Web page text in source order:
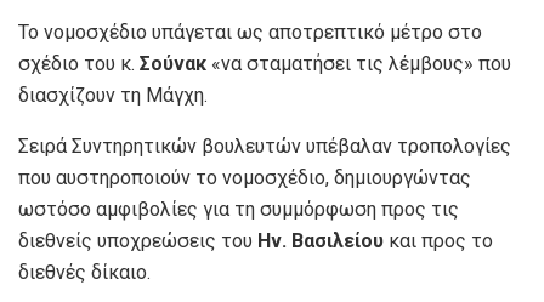
Το νομοσχέδιο υπάγεται ως αποτρεπτικό μέτρο στο
σχέδιο του κ. Σούνακ «να σταματήσει τις λέμβους» που
διασχίζουν τη Μάγχη.
Σειρά Συντηρητικών βουλευτών υπέβαλαν τροπολογίες
που αυστηροποιούν το νομοσχέδιο, δημιουργώντας
ωστόσο αμφιβολίες για τη συμμόρφωση προς τις
διεθνείς υποχρεώσεις του Ην. Βασιλείου και προς το
διεθνές δίκαιο.